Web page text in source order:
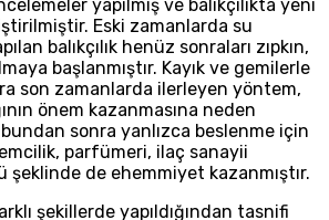
yapılmış ve balıkçılıkta yeni
Eski zamanlarda su
balıkçılık henüz sonraları zıpkın,
başlanmıştır. Kayık ve gemilerle
son zamanlarda ilerleyen yöntem,
önem kazanmasına neden
bundan sonra yanlızca beslenme için
parfümeri, ilaç sanayii
şeklinde de ehemmiyet kazanmıştır.
şekillerde yapıldığından tasnifi